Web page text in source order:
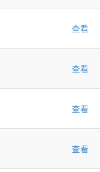
查看
查看
查看
查看